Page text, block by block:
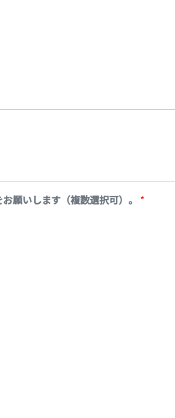
願いします（複数選択可）。 *